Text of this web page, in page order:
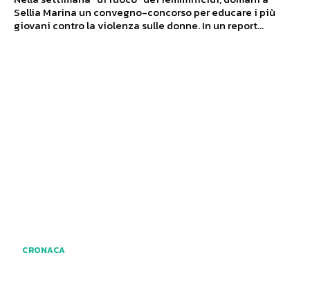
Sellia Marina un convegno-concorso per educare i più
giovani contro la violenza sulle donne. In un report...
CRONACA